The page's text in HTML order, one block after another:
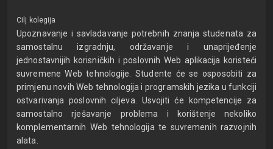
Cilj kolegija
Upoznavanje i savladavanje potrebnih znanja studenata za
samostalnu izgradnju, održavanje i unaprijeđenje
jednostavnijih korisničkih i poslovnih Web aplikacija koristeći
suvremene Web tehnologije. Studente će se osposobiti za
primjenu novih Web tehnologija i programskih jezika u funkciji
ostvarivanja poslovnih ciljeva. Usvojiti će kompetencije za
samostalno rješavanje problema i korištenje nekoliko
komplementarnih Web tehnologija te suvremenih razvojnih
alata.